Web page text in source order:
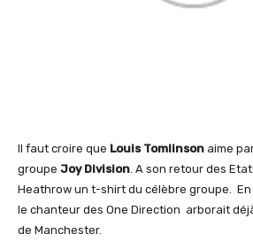
Il faut croire que Louis Tomlinson aime
groupe Joy Division. A son retour des
Heathrow un t-shirt du célèbre groupe. En
le chanteur des One Direction arborait
de Manchester.